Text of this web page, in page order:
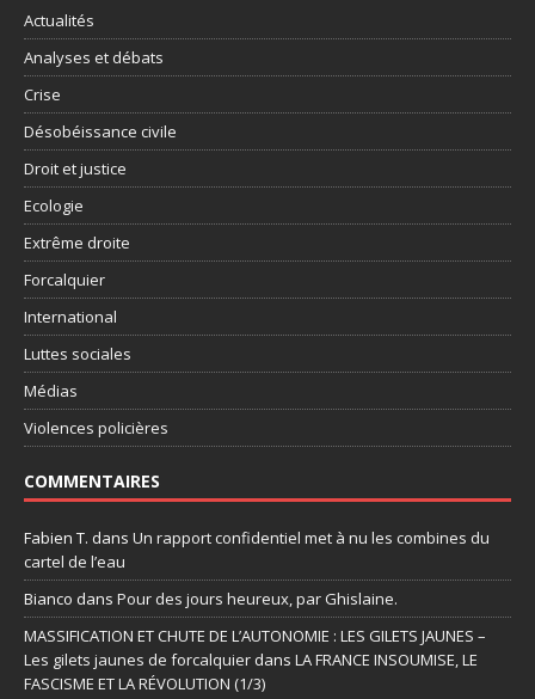
Actualités
Analyses et débats
Crise
Désobéissance civile
Droit et justice
Ecologie
Extrême droite
Forcalquier
International
Luttes sociales
Médias
Violences policières
COMMENTAIRES
Fabien T. dans Un rapport confidentiel met à nu les combines du
cartel de l’eau
Bianco dans Pour des jours heureux, par Ghislaine.
MASSIFICATION ET CHUTE DE L’AUTONOMIE : LES GILETS JAUNES –
Les gilets jaunes de forcalquier dans LA FRANCE INSOUMISE, LE
FASCISME ET LA RÉVOLUTION (1/3)